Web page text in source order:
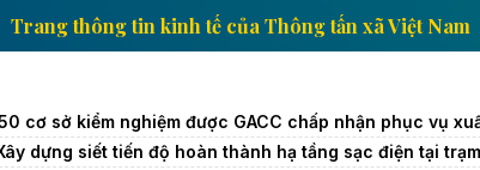
Trang thông tin kinh tế của Thông tấn
cơ sở kiểm nghiệm được GACC chấp nhận phục vụ
dựng siết tiến độ hoàn thành hạ tầng sạc điện tại